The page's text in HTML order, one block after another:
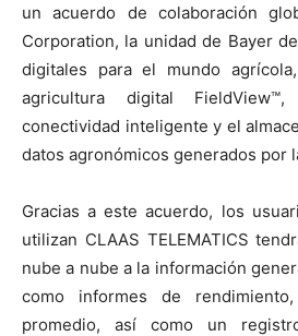
un acuerdo de colaboración
Corporation, la unidad de Bayer
digitales para el mundo
agricultura digital
conectividad inteligente y el
datos agronómicos generados por
Gracias a este acuerdo, los
utilizan CLAAS TELEMATICS
nube a nube a la información
como informes de
promedio, así como un